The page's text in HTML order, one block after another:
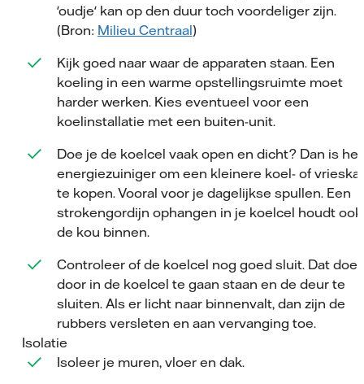
'oudje' kan op den duur toch voordeliger zijn.
(Bron: Milieu Centraal)
Kijk goed naar waar de apparaten staan. Een
koeling in een warme opstellingsruimte moet
harder werken. Kies eventueel voor een
koelinstallatie met een buiten-unit.
Doe je de koelcel vaak open en dicht? Dan is het
energiezuiniger om een kleinere koel- of
te kopen. Vooral voor je dagelijkse spullen. Een
strokengordijn ophangen in je koelcel houdt ook
de kou binnen.
Controleer of de koelcel nog goed sluit. Dat doe
door in de koelcel te gaan staan en de deur te
sluiten. Als er licht naar binnenvalt, dan zijn de
rubbers versleten en aan vervanging toe.
Isolatie
Isoleer je muren, vloer en dak.